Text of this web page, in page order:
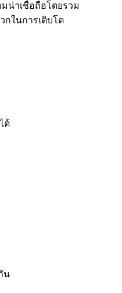
น่าเชื่อถือโดยรวม
กในการเติบโต
ด้
น